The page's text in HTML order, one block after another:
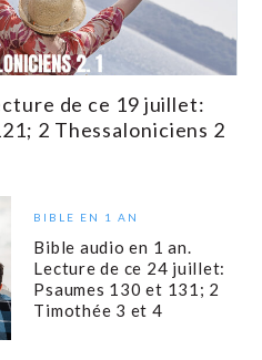
de ce 19 juillet:
2 Thessaloniciens 2
BIBLE EN 1 AN
Bible audio en 1 an.
Lecture de ce 24 juillet:
Psaumes 130 et 131; 2
Timothée 3 et 4